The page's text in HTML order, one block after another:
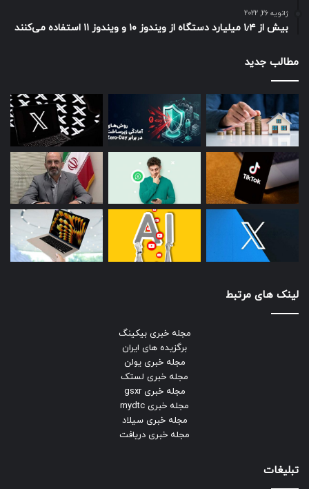
ژانویه 26, 2022
بیش از ۱٫۴ میلیارد دستگاه از ویندوز ۱۰ و ویندوز ۱۱ استفاده می‌کنند
مطالب جدید
لینک های مرتبط
مجله خبری بیکینگ
برگزیده های ایران
مجله خبری یولن
مجله خبری لستک
مجله خبری gsxr
مجله خبری mydtc
مجله خبری سیلاد
مجله خبری دریافت
تبلیغات